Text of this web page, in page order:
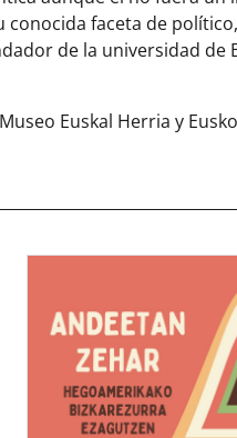
faceta de
de la universidad de
Euskal Herria y